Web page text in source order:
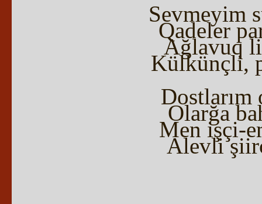
Sevmeyim
Qadeler
Ağlavuq
Külkünçli,
Dostlarım
Olarğa
Men işçi-
Alevli